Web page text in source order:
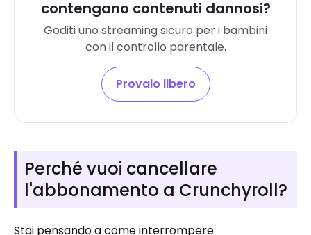
contengano contenuti dannosi?
Goditi uno streaming sicuro per i bambini
con il controllo parentale.
Provalo libero
Perché vuoi cancellare
l'abbonamento a Crunchyroll?
Stai pensando a come interrompere